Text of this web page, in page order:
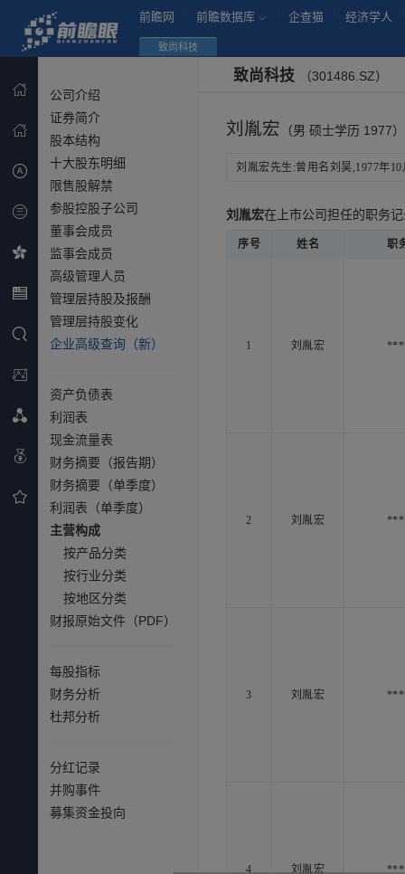
前瞻网 前瞻数据库 企查猫 经济学人
致尚科技
公司介绍
证券简介
股本结构
十大股东明细
限售股解禁
参股控股子公司
董事会成员
监事会成员
高级管理人员
管理层持股及报酬
管理层持股变化
企业高级查询（新）
资产负债表
利润表
现金流量表
财务摘要（报告期）
财务摘要（单季度）
利润表（单季度）
主营构成
按产品分类
按行业分类
按地区分类
财报原始文件（PDF）
每股指标
财务分析
杜邦分析
分红记录
并购事件
募集资金投向
致尚科技 （301486.SZ）
刘胤宏 （男 硕士学历 1977）
刘胤宏先生:曾用名刘昊,1977年
刘胤宏在上市公司担任的职务
序号 姓名 职
1 刘胤宏
2 刘胤宏
3 刘胤宏
4 刘胤宏